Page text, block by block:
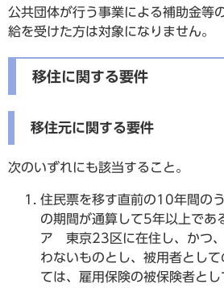
公共団体が行う事業による補助金等
給を受けた方は対象になりません。
移住に関する要件
移住元に関する要件
次のいずれにも該当すること。
住民票を移す直前の10年間の
の期間が通算して5年以上であ
ア 東京23区に在住し、かつ
わないものとし、被用者とし
ては、雇用保険の被保険者とし